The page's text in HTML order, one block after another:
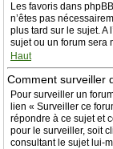
Les favoris dans
n’êtes pas
plus tard sur le sujet. A
sujet ou un forum sera
Haut
Comment surveiller
Pour surveiller un
lien « Surveiller ce
répondre à ce sujet et
pour le surveiller, soit
consultant le sujet lui-